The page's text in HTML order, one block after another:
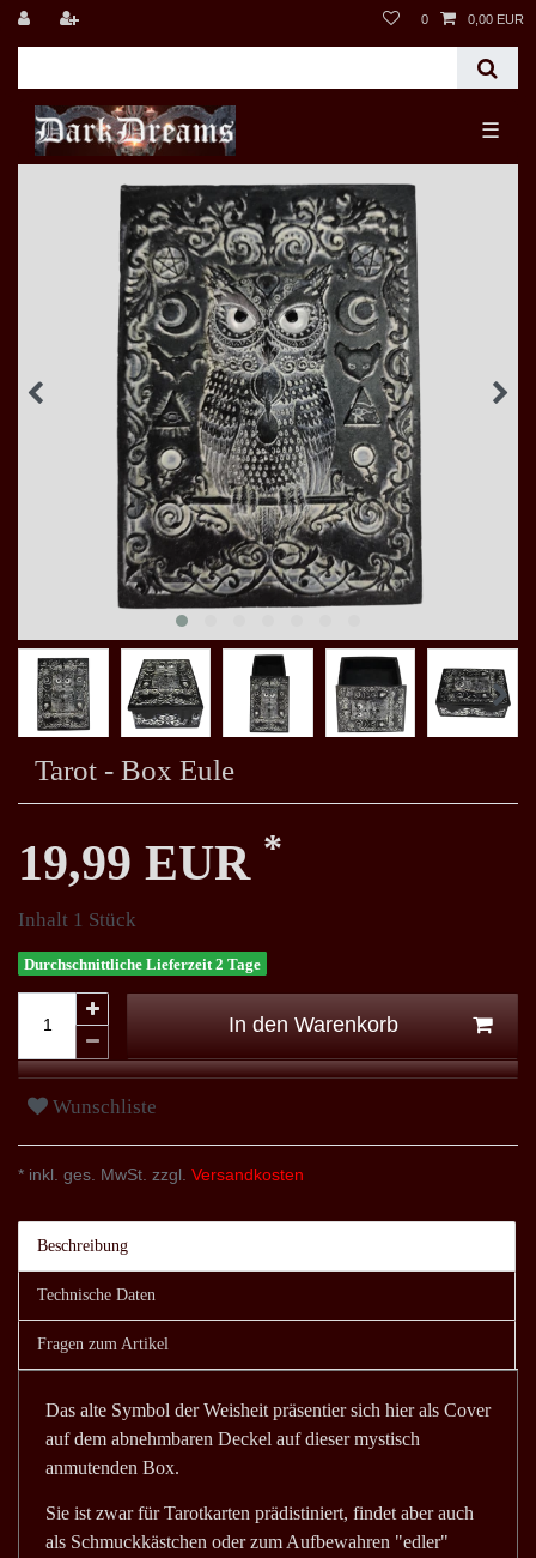
0 0,00 EUR
☰
Tarot - Box Eule
19,99 EUR *
Inhalt 1 Stück
Durchschnittliche Lieferzeit 2 Tage
In den Warenkorb
Wunschliste
* inkl. ges. MwSt. zzgl. Versandkosten
Beschreibung
Technische Daten
Fragen zum Artikel
Das alte Symbol der Weisheit präsentier sich hier als Cover
auf dem abnehmbaren Deckel auf dieser mystisch
anmutenden Box.
Sie ist zwar für Tarotkarten prädistiniert, findet aber auch
als Schmuckkästchen oder zum Aufbewahren "edler"